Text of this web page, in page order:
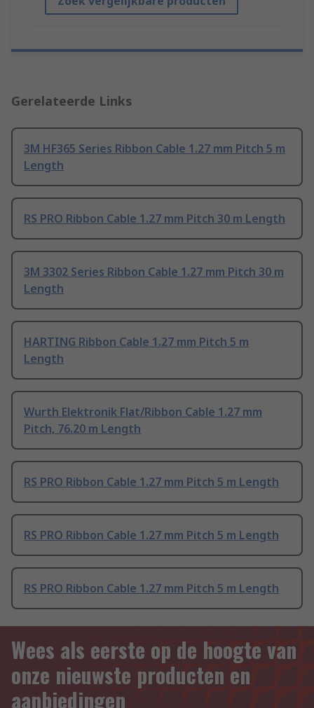
Gerelateerde Links
3M HF365 Series Ribbon Cable 1.27 mm Pitch 5 m
Length
RS PRO Ribbon Cable 1.27 mm Pitch 30 m Length
3M 3302 Series Ribbon Cable 1.27 mm Pitch 30 m
Length
HARTING Ribbon Cable 1.27 mm Pitch 5 m
Length
Wurth Elektronik Flat/Ribbon Cable 1.27 mm
Pitch, 76.20 m Length
RS PRO Ribbon Cable 1.27 mm Pitch 5 m Length
RS PRO Ribbon Cable 1.27 mm Pitch 5 m Length
RS PRO Ribbon Cable 1.27 mm Pitch 5 m Length
Wees als eerste op de hoogte van
onze nieuwste producten en
aanbiedingen